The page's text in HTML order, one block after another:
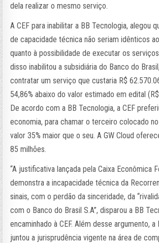
dela realizar o mesmo serviço.
A CEF para inabilitar a BB Tecnologia, alegou
de capacidade técnica não seriam idênticos
quanto à possibilidade de executar os
disso inabilitou a subsidiária do Banco do
contratar um serviço que custaria R$
54,86% abaixo do valor estimado em edital
De acordo com a BB Tecnologia, a CEF
economia, para chamar o terceiro colocado
valor 35% maior que o seu. A GW Cloud
85 milhões.
“A justificativa lançada pela Caixa Econômica
demonstra a incapacidade técnica da
sinais, com o perdão da sinceridade, da
com o Banco do Brasil S.A”, disparou a BB
encaminhado à CEF. Além desse argumento, a
juntou a jurisprudência vigente na área de